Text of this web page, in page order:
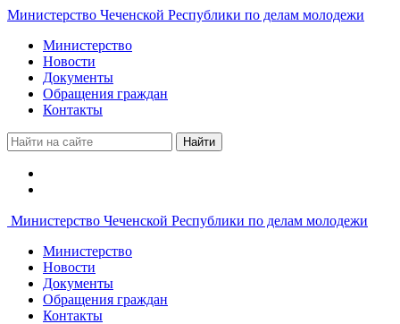
Министерство Чеченской Республики по делам молодежи
Министерство
Новости
Документы
Обращения граждан
Контакты
Найти
Министерство Чеченской Республики по делам молодежи
Министерство
Новости
Документы
Обращения граждан
Контакты